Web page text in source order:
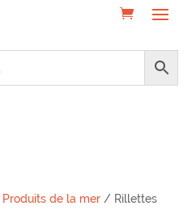
Produits de la mer/ Rillettes